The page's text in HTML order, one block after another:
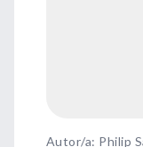
Autor/a: Philip